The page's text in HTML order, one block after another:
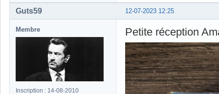
12-07-2023 12:25
Guts59
Membre
Inscription : 14-08-2010
Petite réception